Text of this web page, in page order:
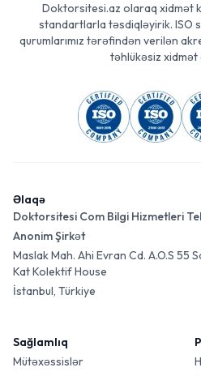
Doktorsitesi.az olaraq xidmət
standartlarla təsdiqləyirik. ISO
qurumlarımız tərəfindən verilən
təhlükəsiz
Əlaqə
Doktorsitesi Com Bilgi Hizmetleri
Anonim Şirkət
Maslak Mah. Ahi Evran Cd. A.O.S 55
Kat Kolektif House
İstanbul, Türkiye
Sağlamlıq
Mütəxəssislər